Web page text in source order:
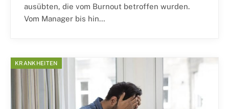
ausübten, die vom Burnout betroffen wurden.
Vom Manager bis hin…
KRANKHEITEN